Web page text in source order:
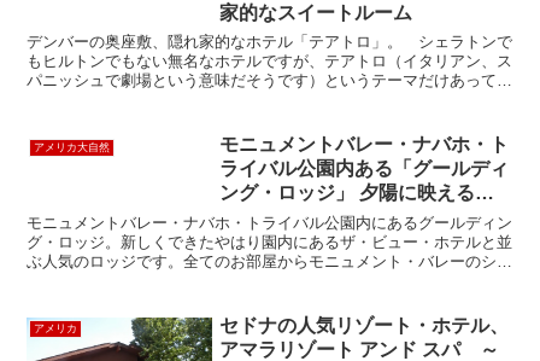
家的なスイートルーム
デンバーの奥座敷、隠れ家的なホテル「テアトロ」。 シェラトンで
もヒルトンでもない無名なホテルですが、テアトロ（イタリアン、ス
パニッシュで劇場という意味だそうです）というテーマだけあって、
アメリカ大自然
モニュメントバレー・ナバホ・ト
ライバル公園内ある「グールディ
ング・ロッジ」 夕陽に映えるビ
ューと朝日が眺望できる
Goulding’s Lodge
モニュメントバレー・ナバホ・トライバル公園内にあるグールディン
グ・ロッジ。新しくできたやはり園内にあるザ・ビュー・ホテルと並
ぶ人気のロッジです。全てのお部屋からモニュメント・バレーのシル
アメリカ
セドナの人気リゾート・ホテル、
アマラリゾート アンド スパ ～